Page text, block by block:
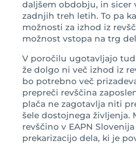
daljšem obdobju, in sicer
zadnjih treh letih. To pa
možnosti za izhod iz
možnost vstopa na trg
V poročilu ugotavljajo
že dolgo ni več izhod iz
bo potrebno več
prepreči revščina
plača ne zagotavlja niti
šele dostojnega življenja.
revščino v EAPN
prekarizacijo dela, ki je